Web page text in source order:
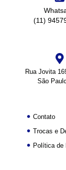
(11)
Rua Jovita
São
Contato
Trocas e
Política de